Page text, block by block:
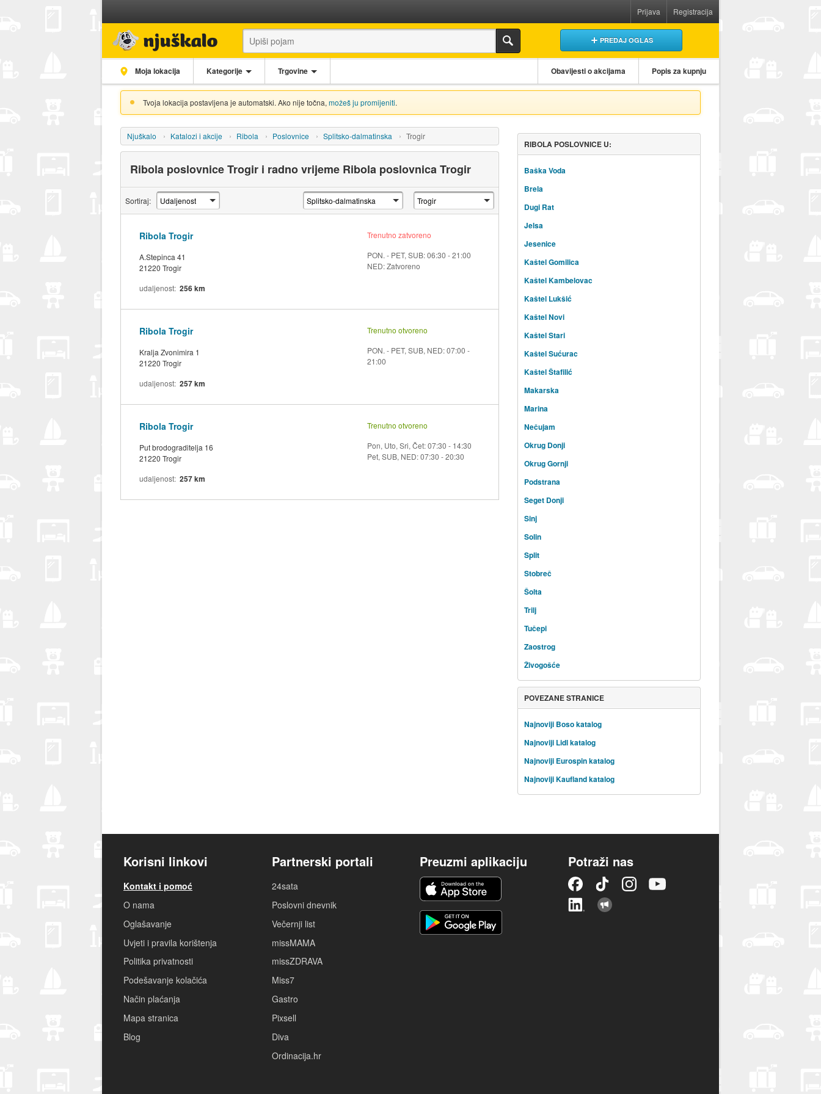
Prijava Registracija
PREDAJ OGLAS
Moja lokacija Kategorije Trgovine Obavijesti o akcijama Popis za kupnju
Tvoja lokacija postavljena je automatski. Ako nije točna, možeš ju promijeniti.
Njuškalo Katalozi i akcije Ribola Poslovnice Splitsko-dalmatinska Trogir
Ribola poslovnice Trogir i radno vrijeme Ribola poslovnica Trogir
Sortiraj:
Ribola Trogir
A.Stepinca 41
21220 Trogir
Trenutno zatvoreno
PON. - PET, SUB: 06:30 - 21:00
NED: Zatvoreno
udaljenost 256 km
Ribola Trogir
Kralja Zvonimira 1
21220 Trogir
Trenutno otvoreno
PON. - PET, SUB, NED: 07:00 -
21:00
udaljenost 257 km
Ribola Trogir
Put brodograditelja 16
21220 Trogir
Trenutno otvoreno
Pon, Uto, Sri, Čet: 07:30 - 14:30
Pet, SUB, NED: 07:30 - 20:30
udaljenost 257 km
RIBOLA POSLOVNICE U:
Baška Voda
Brela
Dugi Rat
Jelsa
Jesenice
Kaštel Gomilica
Kaštel Kambelovac
Kaštel Lukšić
Kaštel Novi
Kaštel Stari
Kaštel Sućurac
Kaštel Štafilić
Makarska
Marina
Nečujam
Okrug Donji
Okrug Gornji
Podstrana
Seget Donji
Sinj
Solin
Split
Stobreč
Šolta
Trilj
Tučepi
Zaostrog
Živogošće
POVEZANE STRANICE
Najnoviji Boso katalog
Najnoviji Lidl katalog
Najnoviji Eurospin katalog
Najnoviji Kaufland katalog
Korisni linkovi
Kontakt i pomoć
O nama
Oglašavanje
Uvjeti i pravila korištenja
Politika privatnosti
Podešavanje kolačića
Način plaćanja
Mapa stranica
Blog
Partnerski portali
24sata
Poslovni dnevnik
Večernji list
missMAMA
missZDRAVA
Miss7
Gastro
Pixsell
Diva
Ordinacija.hr
Preuzmi aplikaciju Potraži nas